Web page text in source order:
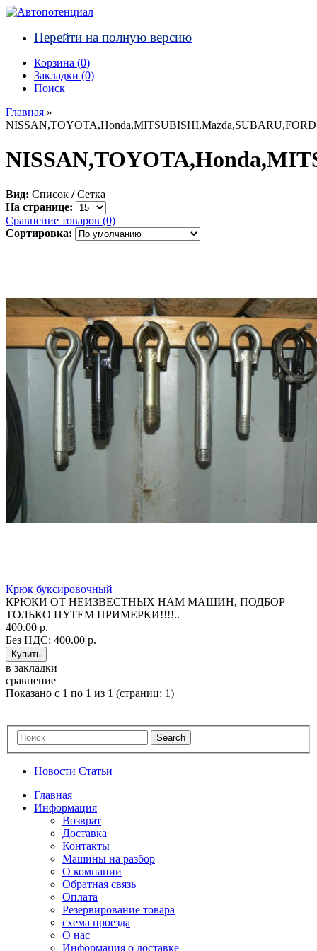
Перейти на полную версию
Корзина (0)‎
Закладки (0)
Поиск
Главная »
NISSAN,TOYOTA,Honda,MITSUBISHI,Mazda,SUBARU,FORD
Вид: Список / Сетка
На странице:
Сравнение товаров (0)
Сортировка:
Крюк буксировочный
КРЮКИ ОТ НЕИЗВЕСТНЫХ НАМ МАШИН, ПОДБОР
ТОЛЬКО ПУТЕМ ПРИМЕРКИ!!!!..
400.00 р.
Без НДС: 400.00 р.
в закладки
сравнение
Показано с 1 по 1 из 1 (страниц: 1)
Новости Статьи
Главная
Информация
Возврат
Доставка
Контакты
Машины на разбор
О компании
Обратная связь
Оплата
Резервирование товара
схема проезда
О нас
Информация о доставке